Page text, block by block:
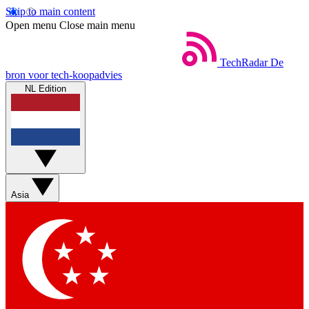
Skip to main content
Open menu Close main menu
TechRadar De
bron voor tech-koopadvies
NL Edition
Asia